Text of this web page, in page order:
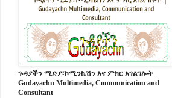
ጉዳያችን ሚድያ፣ኮሚንኬሽን እና ምክር አገልግሎት
Gudayachn Multimedia, Communication and
Consultant